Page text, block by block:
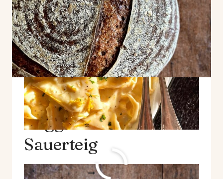
Rustikales
Roggenbrot mit
Sauerteig
WEITERLESEN RUSTIKALES